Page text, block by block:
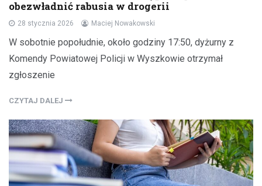
obezwładnić rabusia w drogerii
28 stycznia 2026 Maciej Nowakowski
W sobotnie popołudnie, około godziny 17:50, dyżurny z
Komendy Powiatowej Policji w Wyszkowie otrzymał
zgłoszenie
CZYTAJ DALEJ